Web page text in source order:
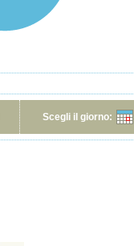
Scegli il giorno: